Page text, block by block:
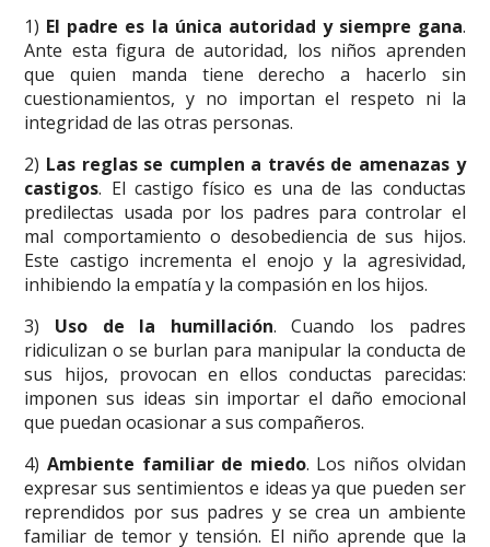
1) El padre es la única autoridad y siempre gana.
Ante esta figura de autoridad, los niños aprenden
que quien manda tiene derecho a hacerlo sin
cuestionamientos, y no importan el respeto ni la
integridad de las otras personas.
2) Las reglas se cumplen a través de amenazas y
castigos. El castigo físico es una de las conductas
predilectas usada por los padres para controlar el
mal comportamiento o desobediencia de sus hijos.
Este castigo incrementa el enojo y la agresividad,
inhibiendo la empatía y la compasión en los hijos.
3) Uso de la humillación. Cuando los padres
ridiculizan o se burlan para manipular la conducta de
sus hijos, provocan en ellos conductas parecidas:
imponen sus ideas sin importar el daño emocional
que puedan ocasionar a sus compañeros.
4)Ambiente familiar de miedo. Los niños olvidan
expresar sus sentimientos e ideas ya que pueden ser
reprendidos por sus padres y se crea un ambiente
familiar de temor y tensión. El niño aprende que la